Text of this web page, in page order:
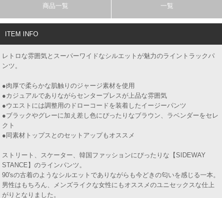
商品一覧
一覧
ITEM INFO
レトロな雰囲気とスーパーワイドなシルエットが魅力のライントラックパ
ンツ。
●肉厚で柔らかな肌触りのジャージ素材を使用
●カジュアルでありながらセンタープレスが上品な雰囲気
●ウエストには調整用のドローコードを装着したイージーパンツ
●ブラックやグレーに加え差し色にぴったりなブラウン、ラベンダーをセレ
クト
●同素材トップスとのセットアップもオススメ
ストリート、スケーター、韓国ファッションにぴったりな【SIDEWAY
STANCE】のラインパンツ。
90'sの古着のようなシルエットでありながらも今どきの匂いを感じる一本。
男性はもちろん、メンズライクな女性にもオススメのユニセックスな仕上
がりとなりました。